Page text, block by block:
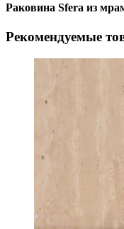
Раковина Sfera из
Рекомендуемые